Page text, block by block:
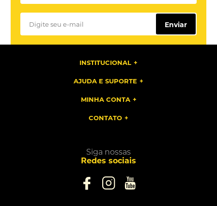
Enviar
INSTITUCIONAL
AJUDA E SUPORTE
MINHA CONTA
CONTATO
Siga nossas
Redes sociais